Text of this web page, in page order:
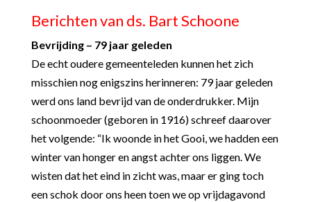
Berichten van ds. Bart Schoone
Bevrijding – 79 jaar geleden
De echt oudere gemeenteleden kunnen het zich
misschien nog enigszins herinneren: 79 jaar geleden
werd ons land bevrijd van de onderdrukker. Mijn
schoonmoeder (geboren in 1916) schreef daarover
het volgende: “Ik woonde in het Gooi, we hadden een
winter van honger en angst achter ons liggen. We
wisten dat het eind in zicht was, maar er ging toch
een schok door ons heen toen we op vrijdagavond